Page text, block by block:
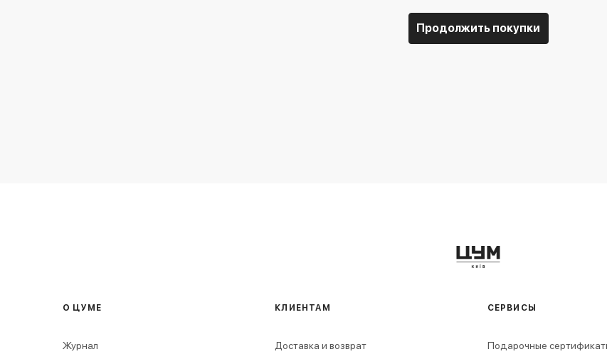
Продолжить покупки
О ЦУМЕ
Журнал
КЛИЕНТАМ
Доставка и возврат
СЕРВИСЫ
Подарочные